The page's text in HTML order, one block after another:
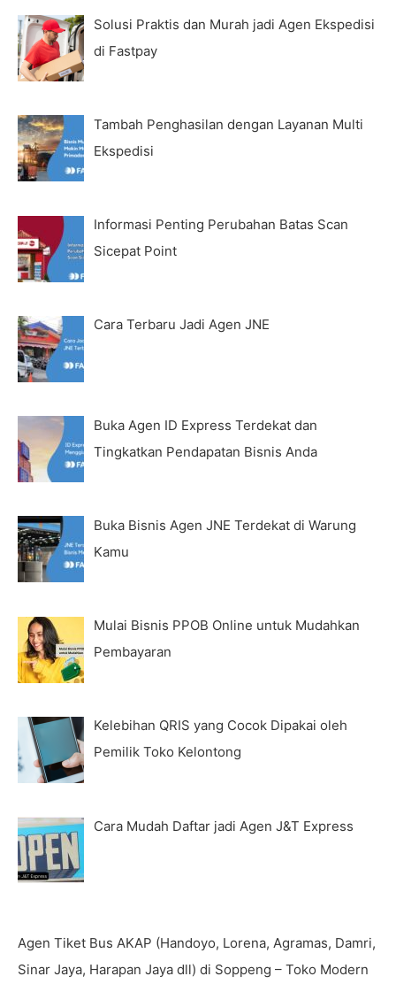
Solusi Praktis dan Murah jadi Agen Ekspedisi
di Fastpay
Tambah Penghasilan dengan Layanan Multi
Ekspedisi
Informasi Penting Perubahan Batas Scan
Sicepat Point
Cara Terbaru Jadi Agen JNE
Buka Agen ID Express Terdekat dan
Tingkatkan Pendapatan Bisnis Anda
Buka Bisnis Agen JNE Terdekat di Warung
Kamu
Mulai Bisnis PPOB Online untuk Mudahkan
Pembayaran
Kelebihan QRIS yang Cocok Dipakai oleh
Pemilik Toko Kelontong
Cara Mudah Daftar jadi Agen J&T Express
Agen Tiket Bus AKAP (Handoyo, Lorena, Agramas, Damri,
Sinar Jaya, Harapan Jaya dll) di Soppeng – Toko Modern